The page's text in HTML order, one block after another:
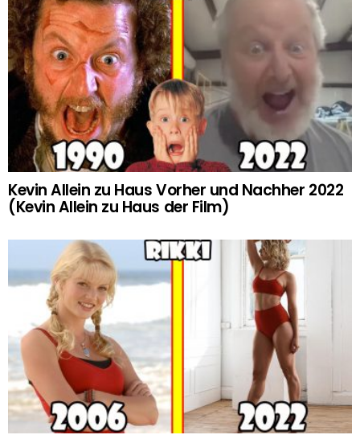
Kevin Allein zu Haus Vorher und Nachher 2022
(Kevin Allein zu Haus der Film)